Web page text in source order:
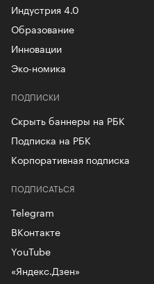
Индустрия 4.0
Образование
Инновации
Эко-номика
ПОДПИСКИ
Скрыть баннеры на РБК
Подписка на РБК
Корпоративная подписка
ПОДПИСАТЬСЯ
Telegram
ВКонтакте
YouTube
«Яндекс.Дзен»